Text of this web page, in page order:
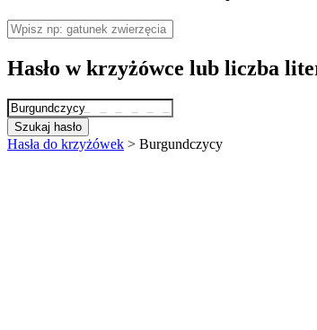
Hasło w krzyżówce lub liczba
Szukaj hasło
Hasła do krzyżówek > Burgundczycy